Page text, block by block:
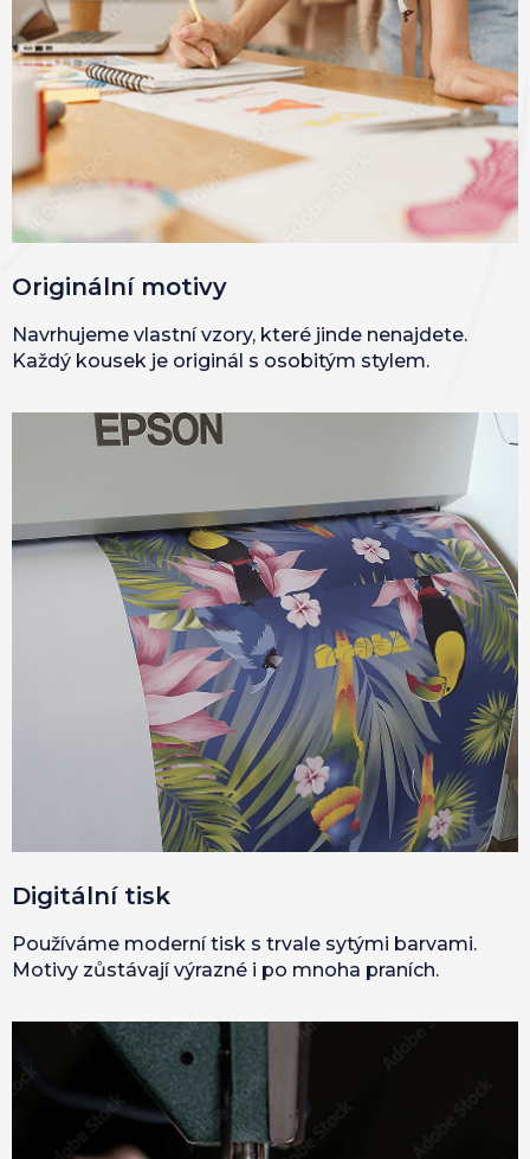
Originální motivy
Navrhujeme vlastní vzory, které jinde nenajdete.
Každý kousek je originál s osobitým stylem.
Digitální tisk
Používáme moderní tisk s trvale sytými barvami.
Motivy zůstávají výrazné i po mnoha praních.